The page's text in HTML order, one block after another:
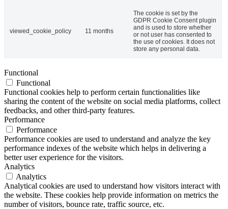
viewed_cookie_policy 11 months
The cookie is set by the
GDPR Cookie Consent plugin
and is used to store whether
or not user has consented to
the use of cookies. It does not
store any personal data.
Functional
Functional
Functional cookies help to perform certain functionalities like
sharing the content of the website on social media platforms, collect
feedbacks, and other third-party features.
Performance
Performance
Performance cookies are used to understand and analyze the key
performance indexes of the website which helps in delivering a
better user experience for the visitors.
Analytics
Analytics
Analytical cookies are used to understand how visitors interact with
the website. These cookies help provide information on metrics the
number of visitors, bounce rate, traffic source, etc.